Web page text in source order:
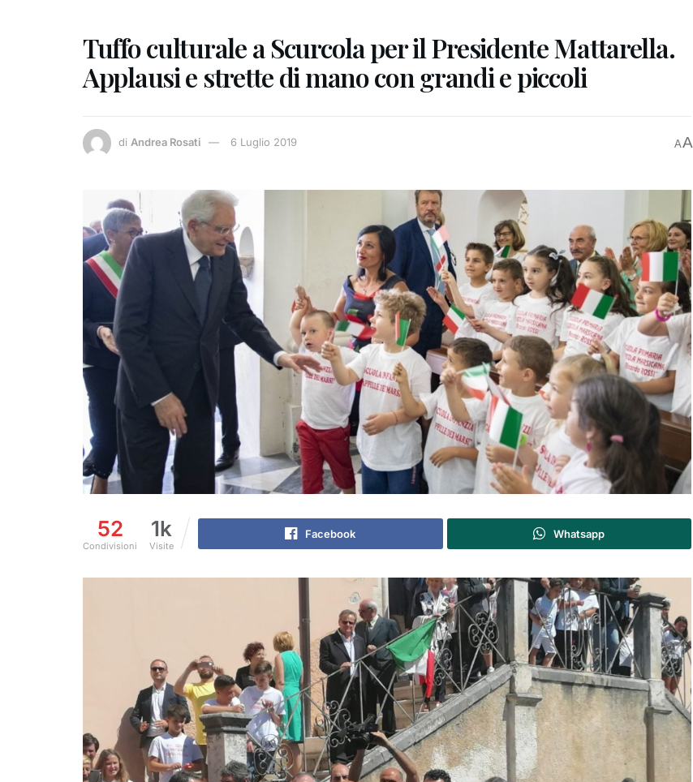
Tuffo culturale a Scurcola per il Presidente Mattarella.
Applausi e strette di mano con grandi e piccoli
di Andrea Rosati 6 Luglio 2019 AA
52
Condivisioni
1k
Visite
Facebook Whatsapp